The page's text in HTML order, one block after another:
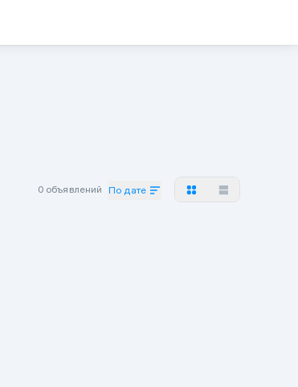
0 объявлений По дате